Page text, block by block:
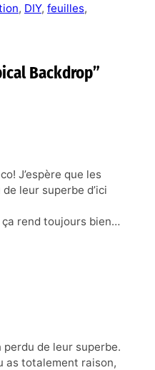
, DIY, feuilles
Backdrop”
J’espère que les
leur superbe d’ici
rend toujours bien…
perdu de leur superbe.
as totalement raison,